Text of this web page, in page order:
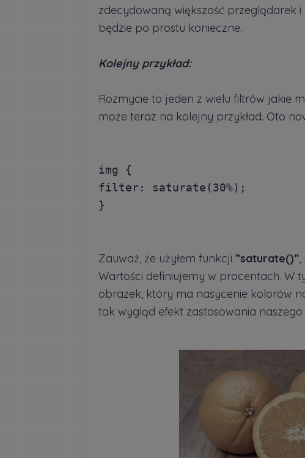
zdecydowaną większość przeglądarek i
będzie po prostu konieczne.
Kolejny przykład:
Rozmycie to jeden z wielu filtrów jakie
może teraz na kolejny przykład. Oto
img {
filter: saturate(30%);
Zauważ, że użyłem funkcji ”saturate()”,
Wartości definiujemy w procentach.
obrazek, który ma nasycenie kolorów
tak wygląd efekt zastosowania